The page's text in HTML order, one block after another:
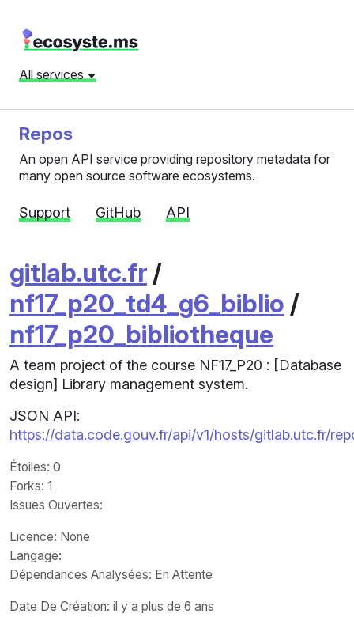
All services
Repos
An open API service providing repository metadata for
many open source software ecosystems.
Support GitHub API
gitlab.utc.fr /
nf17_p20_td4_g6_biblio /
nf17_p20_bibliotheque
A team project of the course NF17_P20 : [Database
design] Library management system.
JSON API:
https://data.code.gouv.fr/api/v1/hosts/gitlab.utc.fr/
Étoiles: 0
Forks: 1
Issues Ouvertes:
Licence: None
Langage:
Dépendances Analysées: En Attente
Date De Création: il y a plus de 6 ans